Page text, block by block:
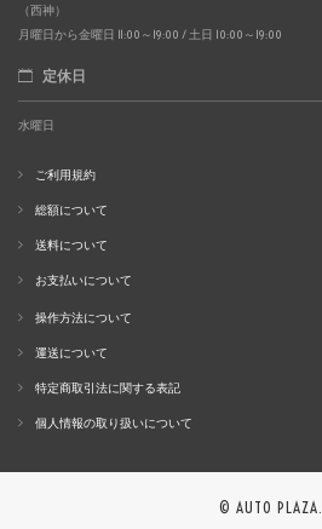
（西神）
月曜日から金曜日 11:00～19:00 / 土日 10:00～19:00
定休日
水曜日
ご利用規約
総額について
送料について
お支払いについて
操作方法について
運送について
特定商取引法に関する表記
個人情報の取り扱いについて
© AUTO PLAZA.